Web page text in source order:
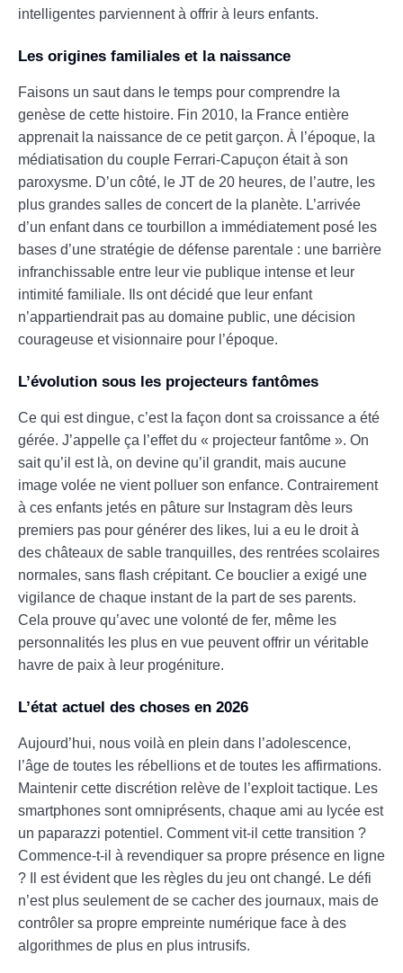
intelligentes parviennent à offrir à leurs enfants.
Les origines familiales et la naissance
Faisons un saut dans le temps pour comprendre la
genèse de cette histoire. Fin 2010, la France entière
apprenait la naissance de ce petit garçon. À l’époque, la
médiatisation du couple Ferrari-Capuçon était à son
paroxysme. D’un côté, le JT de 20 heures, de l’autre, les
plus grandes salles de concert de la planète. L’arrivée
d’un enfant dans ce tourbillon a immédiatement posé les
bases d’une stratégie de défense parentale : une barrière
infranchissable entre leur vie publique intense et leur
intimité familiale. Ils ont décidé que leur enfant
n’appartiendrait pas au domaine public, une décision
courageuse et visionnaire pour l’époque.
L’évolution sous les projecteurs fantômes
Ce qui est dingue, c’est la façon dont sa croissance a été
gérée. J’appelle ça l’effet du « projecteur fantôme ». On
sait qu’il est là, on devine qu’il grandit, mais aucune
image volée ne vient polluer son enfance. Contrairement
à ces enfants jetés en pâture sur Instagram dès leurs
premiers pas pour générer des likes, lui a eu le droit à
des châteaux de sable tranquilles, des rentrées scolaires
normales, sans flash crépitant. Ce bouclier a exigé une
vigilance de chaque instant de la part de ses parents.
Cela prouve qu’avec une volonté de fer, même les
personnalités les plus en vue peuvent offrir un véritable
havre de paix à leur progéniture.
L’état actuel des choses en 2026
Aujourd’hui, nous voilà en plein dans l’adolescence,
l’âge de toutes les rébellions et de toutes les affirmations.
Maintenir cette discrétion relève de l’exploit tactique. Les
smartphones sont omniprésents, chaque ami au lycée est
un paparazzi potentiel. Comment vit-il cette transition ?
Commence-t-il à revendiquer sa propre présence en ligne
? Il est évident que les règles du jeu ont changé. Le défi
n’est plus seulement de se cacher des journaux, mais de
contrôler sa propre empreinte numérique face à des
algorithmes de plus en plus intrusifs.